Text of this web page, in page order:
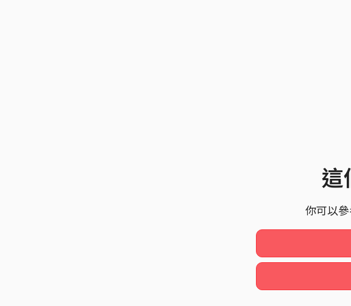
這
你可以